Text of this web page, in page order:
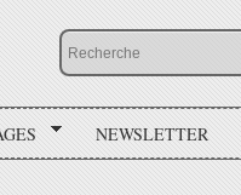
NEWSLETTER